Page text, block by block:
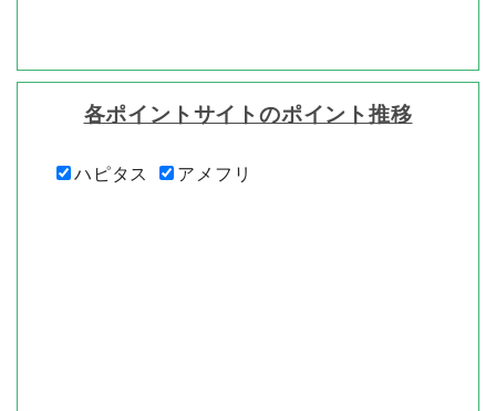
各ポイントサイトのポイント推移
ハピタス アメフリ